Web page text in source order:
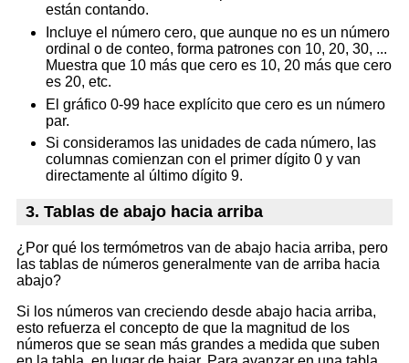
están contando.
Incluye el número cero, que aunque no es un número
ordinal o de conteo, forma patrones con 10, 20, 30, ...
Muestra que 10 más que cero es 10, 20 más que cero
es 20, etc.
El gráfico 0-99 hace explícito que cero es un número
par.
Si consideramos las unidades de cada número, las
columnas comienzan con el primer dígito 0 y van
directamente al último dígito 9.
3. Tablas de abajo hacia arriba
¿Por qué los termómetros van de abajo hacia arriba, pero
las tablas de números generalmente van de arriba hacia
abajo?
Si los números van creciendo desde abajo hacia arriba,
esto refuerza el concepto de que la magnitud de los
números que se sean más grandes a medida que suben